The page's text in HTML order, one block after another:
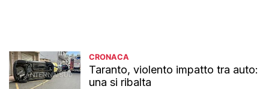
CRONACA
Taranto, violento impatto tra auto:
una si ribalta